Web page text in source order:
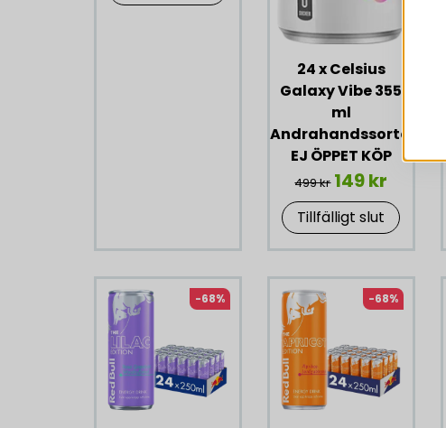
24 x Celsius
Galaxy Vibe 355
ml
Andrahandssortering
EJ ÖPPET KÖP
499 kr 149 kr
Tillfälligt slut
-68% -68%